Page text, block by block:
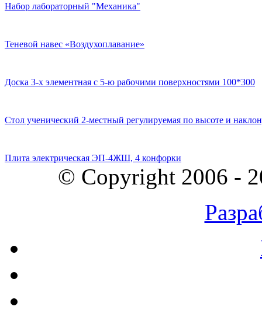
Набор лабораторный "Механика"
Теневой навес «Воздухоплавание»
Доска 3-х элементная с 5-ю рабочими поверхностями 100*300
Стол ученический 2-местный регулируемая по высоте и
Плита электрическая ЭП-4ЖШ, 4 конфорки
© Copyright 2006 -